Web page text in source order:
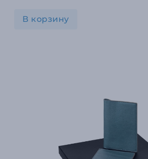
В корзину